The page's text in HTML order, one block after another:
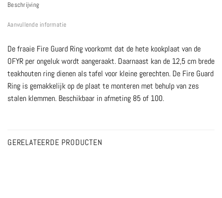
Beschrijving
Aanvullende informatie
De fraaie Fire Guard Ring voorkomt dat de hete kookplaat van de
OFYR per ongeluk wordt aangeraakt. Daarnaast kan de 12,5 cm brede
teakhouten ring dienen als tafel voor kleine gerechten. De Fire Guard
Ring is gemakkelijk op de plaat te monteren met behulp van zes
stalen klemmen. Beschikbaar in afmeting 85 of 100.
GERELATEERDE PRODUCTEN